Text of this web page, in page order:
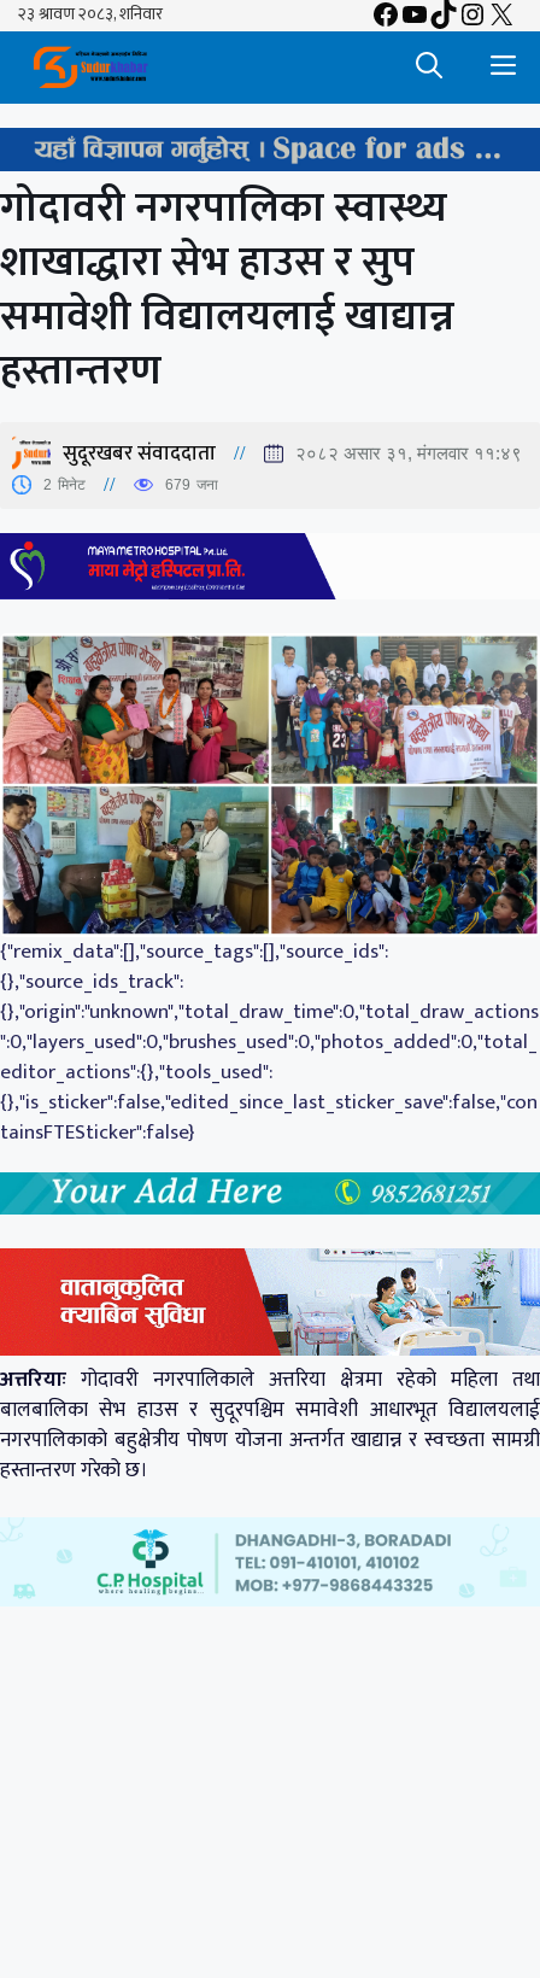
Skip
content
Facebook
YouTube
TikTok
X
गोदावरी नगरपालिका स्वास्थ्य
शाखाद्धारा सेभ हाउस र सुप
समावेशी विद्यालयलाई खाद्यान्न
हस्तान्तरण
सुदूरखबर संवाददाता २०८२ असार ३१, मंगलवार ११:४९
2 मिनेट 679 जना
{"remix_data":[],"source_tags":[],"source_ids":
{},"source_ids_track":
{},"origin":"unknown","total_draw_time":0,"total_draw_actions
":0,"layers_used":0,"brushes_used":0,"photos_added":0,"total_
editor_actions":{},"tools_used":
{},"is_sticker":false,"edited_since_last_sticker_save":false,"con
tainsFTESticker":false}
अत्तरियाः गोदावरी नगरपालिकाले अत्तरिया क्षेत्रमा रहेको महिला तथा
बालबालिका सेभ हाउस र सुदूरपश्चिम समावेशी आधारभूत विद्यालयलाई
नगरपालिकाको बहुक्षेत्रीय पोषण योजना अन्तर्गत खाद्यान्न र स्वच्छता सामग्री
हस्तान्तरण गरेको छ।